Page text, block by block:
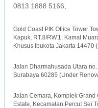
0813 1888 5166,
Gold Coast PIK Ofiice Tower
Kapuk, RT.8/RW.1, Kamal
Khusus Ibukota Jakarta 14470
Jalan Dharmahusada Utara
Surabaya 60285 (Under
Jalan Cemara, Komplek
Estate, Kecamatan Percut Sei